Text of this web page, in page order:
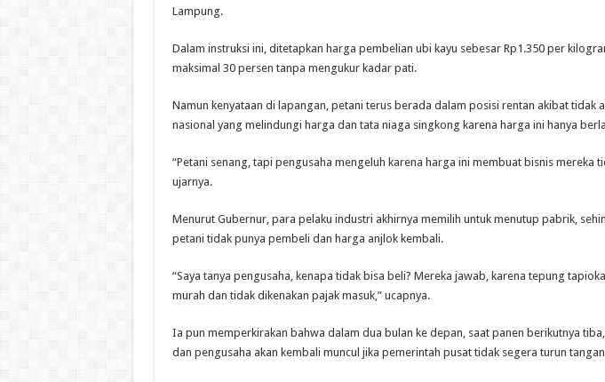
Lampung.
Dalam instruksi ini, ditetapkan harga pembelian ubi kayu sebesar Rp1.350 per
maksimal 30 persen tanpa mengukur kadar pati.
Namun kenyataan di lapangan, petani terus berada dalam posisi rentan akibat tidak
nasional yang melindungi harga dan tata niaga singkong karena harga ini hanya
“Petani senang, tapi pengusaha mengeluh karena harga ini membuat bisnis mereka
ujarnya.
Menurut Gubernur, para pelaku industri akhirnya memilih untuk menutup pabrik,
petani tidak punya pembeli dan harga anjlok kembali.
“Saya tanya pengusaha, kenapa tidak bisa beli? Mereka jawab, karena tepung
murah dan tidak dikenakan pajak masuk,” ucapnya.
Ia pun memperkirakan bahwa dalam dua bulan ke depan, saat panen berikutnya
dan pengusaha akan kembali muncul jika pemerintah pusat tidak segera turun